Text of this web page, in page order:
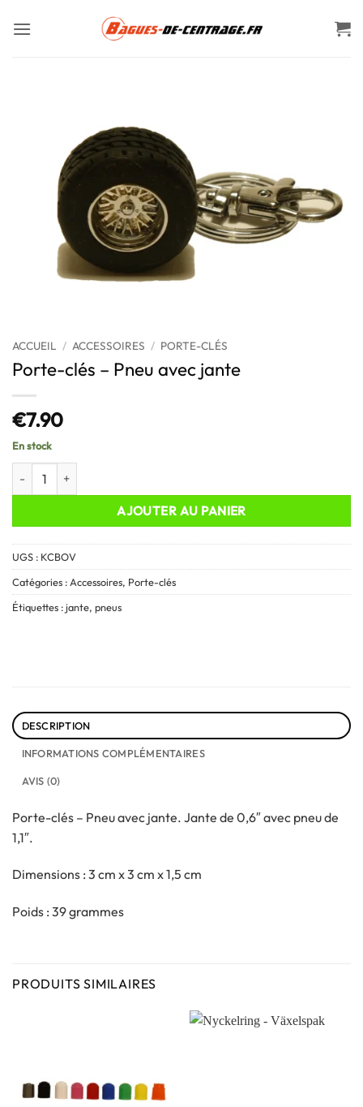
ACCUEIL / ACCESSOIRES / PORTE-CLÉS
Porte-clés – Pneu avec jante
€7.90
En stock
quantité de Porte-clés - Pneu avec jante
AJOUTER AU PANIER
UGS : KCBOV
Catégories : Accessoires, Porte-clés
Étiquettes : jante, pneus
DESCRIPTION
INFORMATIONS COMPLÉMENTAIRES
AVIS (0)
Porte-clés – Pneu avec jante. Jante de 0,6″ avec pneu de
1,1″.
Dimensions : 3 cm x 3 cm x 1,5 cm
Poids : 39 grammes
PRODUITS SIMILAIRES